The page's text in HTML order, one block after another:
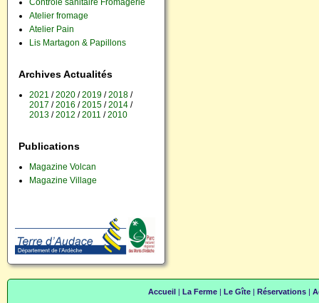
Contrôle sanitaire Fromagerie
Atelier fromage
Atelier Pain
Lis Martagon & Papillons
Archives Actualités
2021 /2020 /2019 /2018 /
2017 /2016 /2015 /2014 /
2013 /2012 /2011 /2010
Publications
Magazine Volcan
Magazine Village
Accueil La Ferme| Le Gîte| Réservations|